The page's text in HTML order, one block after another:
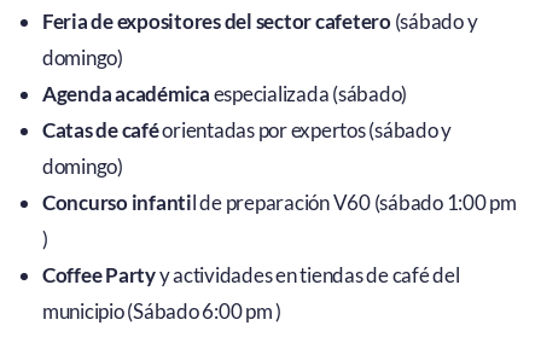
Feria deexpositores del sector cafetero(sábado y
domingo)
Agenda académicaespecializada (sábado)
Catas de caféorientadas por expertos (sábado y
domingo)
Concurso infantil de preparación V60 (sábado 1:00 pm
)
Coffee Partyy actividades en tiendas de café del
municipio (Sábado 6:00 pm )